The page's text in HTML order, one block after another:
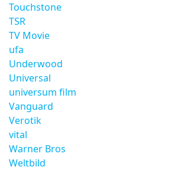
Touchstone
TSR
TV Movie
ufa
Underwood
Universal
universum film
Vanguard
Verotik
vital
Warner Bros
Weltbild